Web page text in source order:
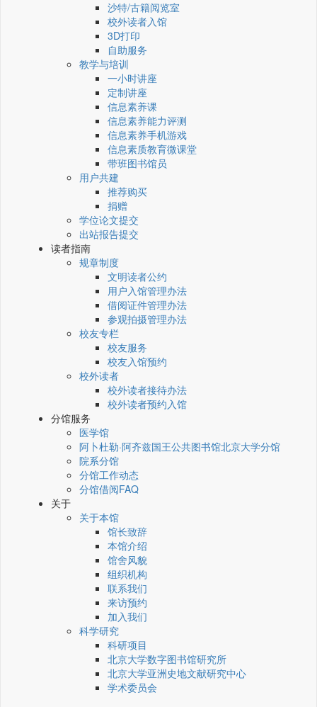
沙特/古籍阅览室
校外读者入馆
3D打印
自助服务
教学与培训
一小时讲座
定制讲座
信息素养课
信息素养能力评测
信息素养手机游戏
信息素质教育微课堂
带班图书馆员
用户共建
推荐购买
捐赠
学位论文提交
出站报告提交
读者指南
规章制度
文明读者公约
用户入馆管理办法
借阅证件管理办法
参观拍摄管理办法
校友专栏
校友服务
校友入馆预约
校外读者
校外读者接待办法
校外读者预约入馆
分馆服务
医学馆
阿卜杜勒·阿齐兹国王公共图书馆北京大学分馆
院系分馆
分馆工作动态
分馆借阅FAQ
关于
关于本馆
馆长致辞
本馆介绍
馆舍风貌
组织机构
联系我们
来访预约
加入我们
科学研究
科研项目
北京大学数字图书馆研究所
北京大学亚洲史地文献研究中心
学术委员会